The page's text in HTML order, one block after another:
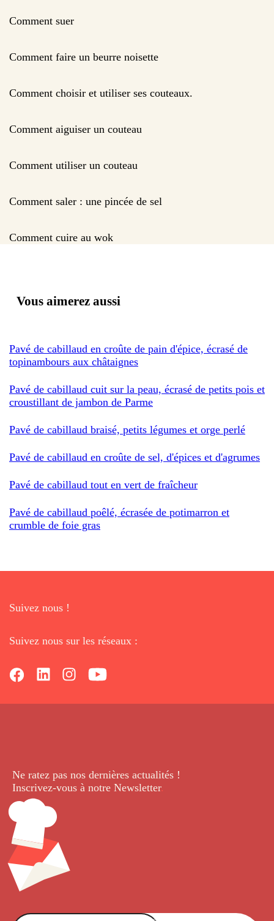
Comment suer
Comment faire un beurre noisette
Comment choisir et utiliser ses couteaux.
Comment aiguiser un couteau
Comment utiliser un couteau
Comment saler : une pincée de sel
Comment cuire au wok
Vous aimerez aussi
Pavé de cabillaud en croûte de pain d'épice, écrasé de
topinambours aux châtaignes
Pavé de cabillaud cuit sur la peau, écrasé de petits pois et
croustillant de jambon de Parme
Pavé de cabillaud braisé, petits légumes et orge perlé
Pavé de cabillaud en croûte de sel, d'épices et d'agrumes
Pavé de cabillaud tout en vert de fraîcheur
Pavé de cabillaud poêlé, écrasée de potimarron et
crumble de foie gras
Suivez nous !
Suivez nous sur les réseaux :
Ne ratez pas nos dernières actualités !
Inscrivez-vous à notre Newsletter.